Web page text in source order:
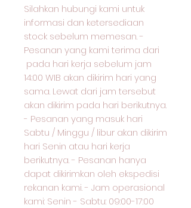
Silahkan hubungi kami untuk
informasi dan ketersediaan
stock sebelum memesan. -
Pesanan yang kami terima dari
pada hari kerja sebelum jam
14:00 WIB akan dikirim hari yang
sama. Lewat dari jam tersebut
akan dikirim pada hari berikutnya.
- Pesanan yang masuk hari
Sabtu / Minggu / libur akan dikirim
hari Senin atau hari kerja
berikutnya. - Pesanan hanya
dapat dikirimkan oleh ekspedisi
rekanan kami. - Jam operasional
kami: Senin - Sabtu: 09:00-17:00